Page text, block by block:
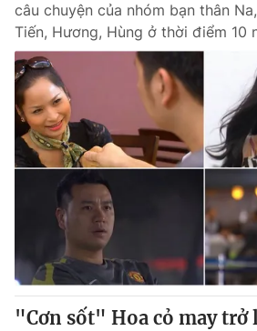
câu chuyện của nhóm bạn thân
Tiến, Hương, Hùng ở thời điểm 10
"Cơn sốt" Hoa cỏ may trở